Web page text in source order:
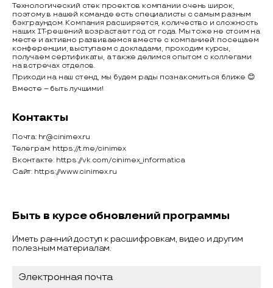
Технологический стек проектов компании очень широк,
поэтому в нашей команде есть специалисты с самым разным
бэкграундом. Компания расширяется, количество и сложность
наших IT-решений возрастает год от года. Мы тоже не стоим на
месте и активно развиваемся вместе с компанией: посещаем
конференции, выступаем с докладами, проходим курсы,
получаем сертификаты, а также делимся опытом с коллегами
на встречах отделов.
Приходи на наш стенд, мы будем рады познакомиться ближе 😊
Вместе – быть лучшими!
Контакты
Почта: hr@cinimex.ru
Телеграм: https://t.me/cinimex
Вконтакте: https://vk.com/cinimex_informatica
Сайт: https://www.cinimex.ru
Быть в курсе обновлений программы
Иметь ранний доступ к расшифровкам, видео и другим
полезным материалам.